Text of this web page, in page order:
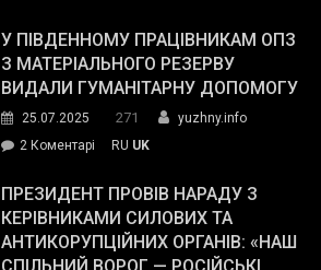
завойовує
симпатії
виборців
The
Street
Journal.
У ПІВДЕННОМУ ПРАЦІВНИКАМ ОПЗ
З МАТЕРІАЛЬНОГО РЕЗЕРВУ
ВИДАЛИ ГУМАНІТАРНУ ДОПОМОГУ
25.07.2025 271
yuzhny.info
2 Коментарі
Південному
працівникам
ОПЗ
з
RU UK
ПРЕЗИДЕНТ ПРОВІВ НАРАДУ З
КЕРІВНИКАМИ СИЛОВИХ ТА
АНТИКОРУПЦІЙНИХ ОРГАНІВ: «НАШ
СПІЛЬНИЙ ВОРОГ — РОСІЙСЬКІ